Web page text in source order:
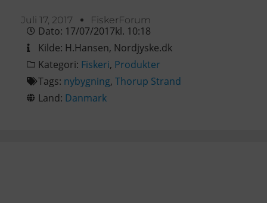
Juli 17, 2017 FiskerForum
Dato: 17/07/2017kl. 10:18
Kilde: H.Hansen, Nordjyske.dk
Kategori: Fiskeri, Produkter
Tags: nybygning, Thorup Strand
Land: Danmark